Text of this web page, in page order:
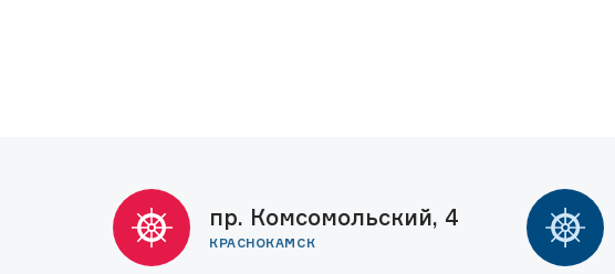
пр. Комсомольский, 4
КРАСНОКАМСК